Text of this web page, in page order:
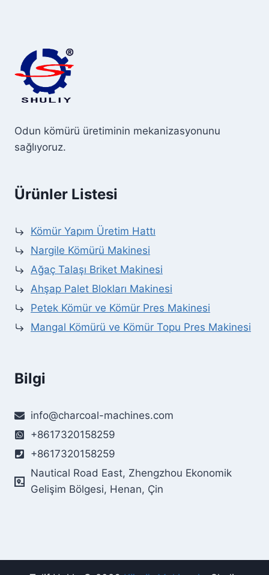
Odun kömürü üretiminin mekanizasyonunu
sağlıyoruz.
Ürünler Listesi
Kömür Yapım Üretim Hattı
Nargile Kömürü Makinesi
Ağaç Talaşı Briket Makinesi
Ahşap Palet Blokları Makinesi
Petek Kömür ve Kömür Pres Makinesi
Mangal Kömürü ve Kömür Topu Pres Makinesi
Bilgi
info@charcoal-machines.com
+8617320158259
+8617320158259
Nautical Road East, Zhengzhou Ekonomik
Gelişim Bölgesi, Henan, Çin